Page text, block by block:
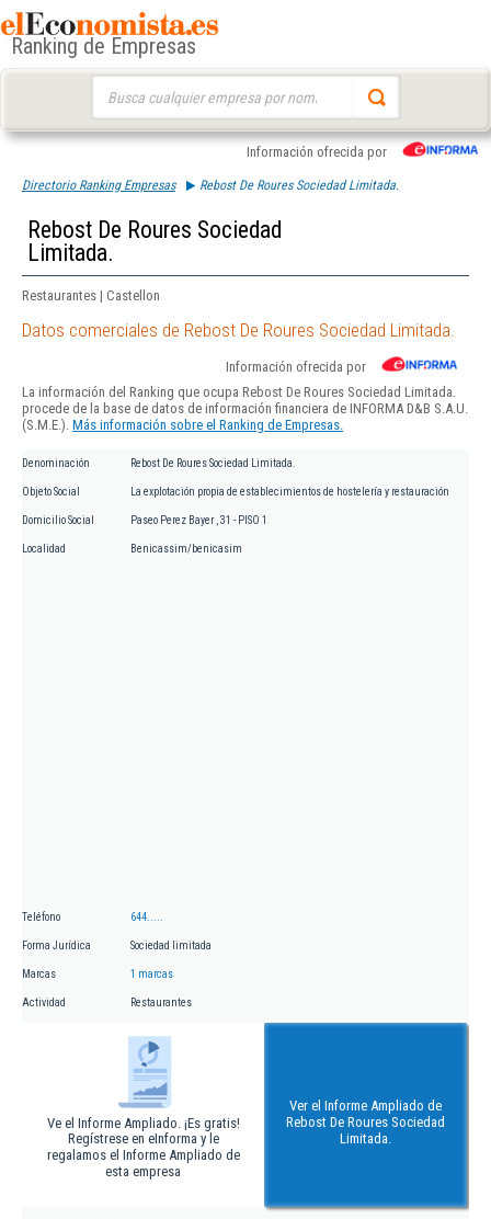
Ranking de Empresas
Información ofrecida por
Directorio Ranking Empresas Rebost De Roures Sociedad Limitada.
Rebost De Roures Sociedad
Limitada.
Restaurantes | Castellon
Datos comerciales de Rebost De Roures Sociedad Limitada.
Información ofrecida por
La información del Ranking que ocupa Rebost De Roures Sociedad Limitada.
procede de la base de datos de información financiera de INFORMA D&B S.A.U.
(S.M.E.). Más información sobre el Ranking de Empresas.
Denominación Rebost De Roures Sociedad Limitada.
Objeto Social La explotación propia de establecimientos de hostelería y restauración
Domicilio Social Paseo Perez Bayer , 31 - PISO 1
Localidad Benicassim/benicasim
Teléfono 644.....
Forma Jurídica Sociedad limitada
Marcas 1 marcas
Actividad Restaurantes
Ve el Informe Ampliado. ¡Es gratis!
Regístrese en eInforma y le
regalamos el Informe Ampliado de
esta empresa
Ver el Informe Ampliado de
Rebost De Roures Sociedad
Limitada.